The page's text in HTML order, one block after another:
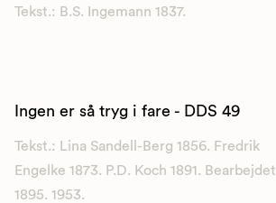
Tekst.: B.S. Ingemann 1837.
Ingen er så tryg i fare - DDS 49
Tekst.: Lina Sandell-Berg 1856. Fredrik
Engelke 1873. P.D. Koch 1891. Bearbejdet
1895. 1953.